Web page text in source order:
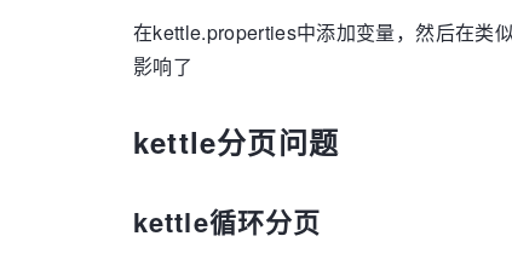
在kettle.properties中添加变量，然后在类
影响了
kettle分页问题
kettle循环分页